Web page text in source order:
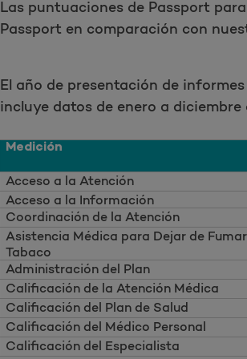
Las puntuaciones de Passport
Passport en comparación con
El año de presentación de
incluye datos de enero a diciembre
Medición
Acceso a la Atención
Acceso a la Información
Coordinación de la Atención
Asistencia Médica para Dejar de
Tabaco
Administración del Plan
Calificación de la Atención Médica
Calificación del Plan de Salud
Calificación del Médico Personal
Calificación del Especialista